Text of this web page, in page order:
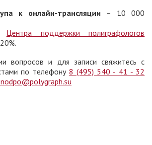
к онлайн-трансляции – 10 000
Центра поддержки полиграфологов
вопросов и для записи свяжитесь с
по телефону 8 (495) 540 - 41 - 32